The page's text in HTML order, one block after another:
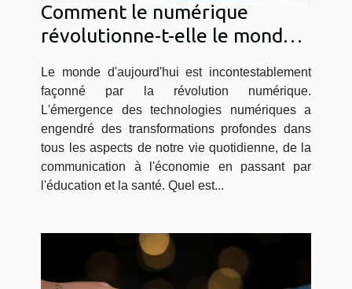
Comment le numérique
révolutionne-t-elle le monde
Le monde d'aujourd'hui est incontestablement
façonné par la révolution numérique.
L'émergence des technologies numériques a
engendré des transformations profondes dans
tous les aspects de notre vie quotidienne, de la
communication à l'économie en passant par
l'éducation et la santé. Quel est...